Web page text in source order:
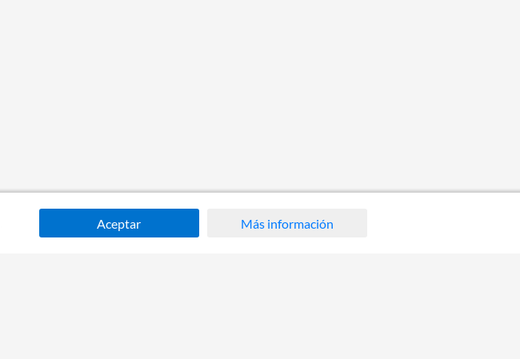
Aceptar Más información